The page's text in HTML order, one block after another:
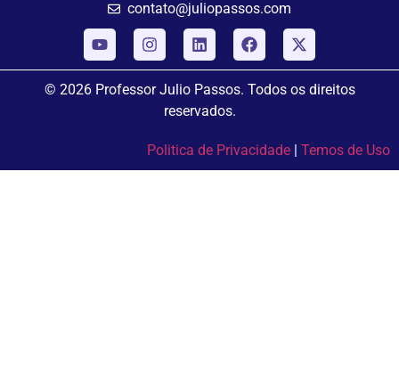
contato@juliopassos.com
© 2026 Professor Julio Passos. Todos os direitos
reservados.
Politica de Privacidade | Temos de Uso